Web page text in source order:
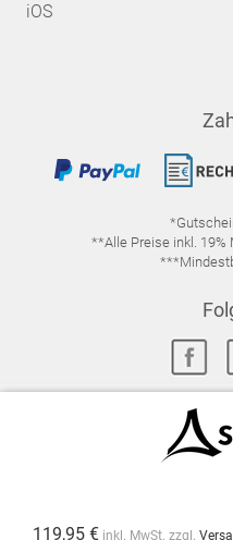
119,95 € inkl. MwSt. zzgl.
iOS
**Alle Preise inkl. 19%
FAQ
VERTRAG WIDERRUFEN